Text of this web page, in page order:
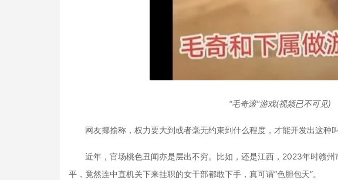
“毛奇滚”游戏(视频已不可见)
网友揶揄称，权力要大到或者毫无约束到什么程度，才能开发出这种叫
近年，官场桃色丑闻亦是层出不穷。比如，还是江西，2023年时赣州
平，竟然连中直机关下来挂职的女干部都敢下手，真可谓“色胆包天”。